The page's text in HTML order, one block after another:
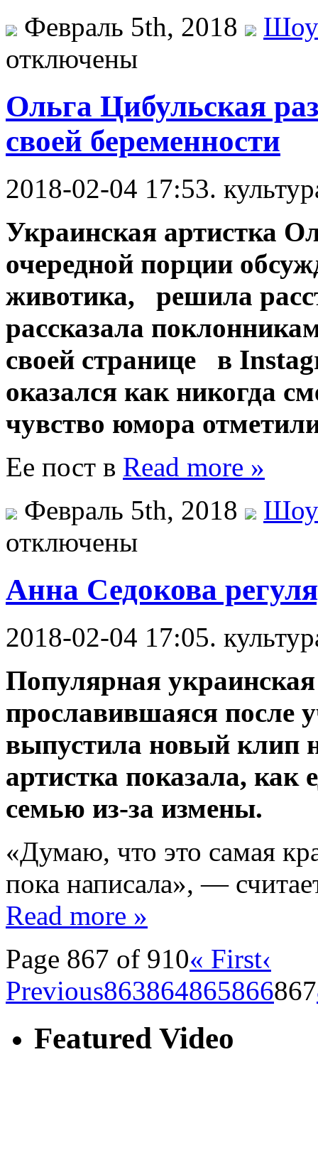
Февраль 5th, 2018
отключены
Ольга Цибульская
своей беременности
2018-02-04 17:53.
Украинская артистка
очередной порции
животика, решила
рассказала
своей странице в
оказался как никогда
чувство юмора
Ее пост в Read more »
Февраль 5th, 2018
отключены
Анна Седокова
2018-02-04 17:05.
Популярная
прославившаяся после
выпустила новый клип
артистка показала, как
семью из-за измены.
«Думаю, что это самая
пока написала», —
Read more »
Page 867 of 910« First‹
Previous863864865866867
Featured Video